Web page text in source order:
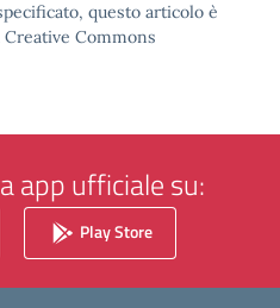
questo articolo è
Commons
app ufficiale su:
Play Store